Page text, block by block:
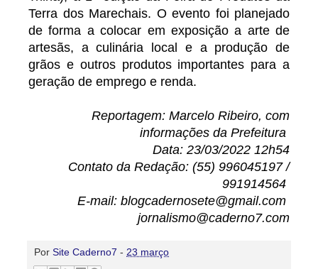
Terra dos Marechais. O evento foi planejado
de forma a colocar em exposição a arte de
artesãs, a culinária local e a produção de
grãos e outros produtos importantes para a
geração de emprego e renda.
Reportagem: Marcelo Ribeiro, com
informações da Prefeitura
Data: 23/03/2022 12h54
Contato da Redação: (55) 996045197 /
991914564
E-mail: blogcadernosete@gmail.com
jornalismo@caderno7.com
Por Site Caderno7 - 23 março